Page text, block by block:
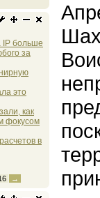
IP больше
за
это
как
фокусом
в
→